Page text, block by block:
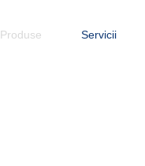
Produse Servicii